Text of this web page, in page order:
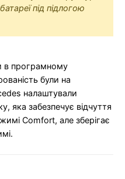
під підлогою
в програмному
були на
налаштували
яка забезпечує відчуття
Comfort, але зберігає